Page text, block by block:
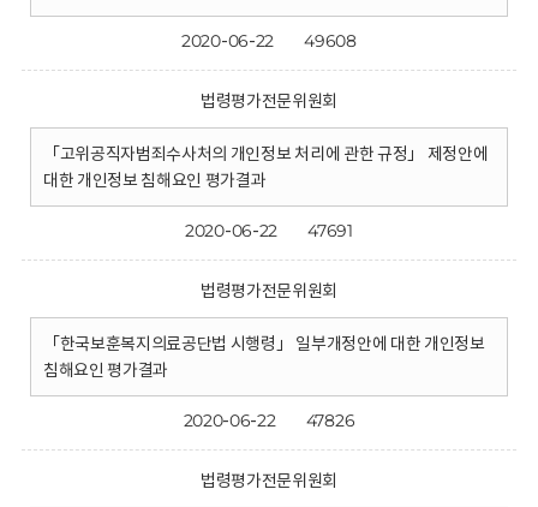
2020-06-22 49608
법령평가전문위원회
「고위공직자범죄수사처의 개인정보 처리에 관한 규정」 제정안에
대한 개인정보 침해요인 평가결과
2020-06-22 47691
법령평가전문위원회
「한국보훈복지의료공단법 시행령」 일부개정안에 대한 개인정보
침해요인 평가결과
2020-06-22 47826
법령평가전문위원회